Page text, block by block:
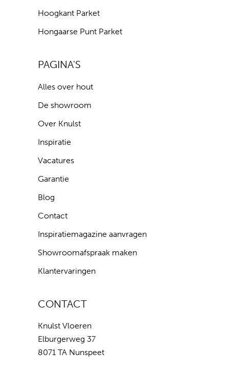
Hoogkant Parket
Hongaarse Punt Parket
PAGINA'S
Alles over hout
De showroom
Over Knulst
Inspiratie
Vacatures
Garantie
Blog
Contact
Inspiratiemagazine aanvragen
Showroomafspraak maken
Klantervaringen
CONTACT
Knulst Vloeren
Elburgerweg 37
8071 TA Nunspeet